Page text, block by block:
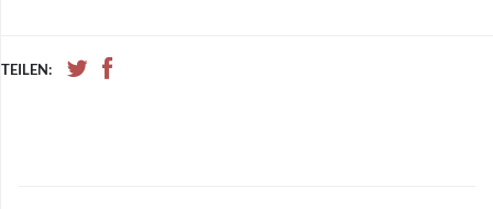
TEILEN: